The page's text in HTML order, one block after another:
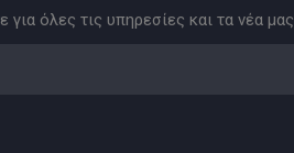
όλες τις υπηρεσίες και τα νέα μας